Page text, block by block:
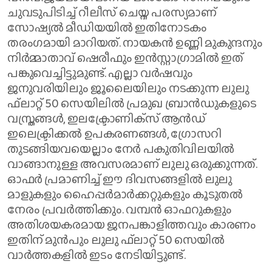
ചുവടുപിടിച്ച് റീലീസ് ചെയ്ത പരസ്യമാണ്
സോഷ്യല്‍ മീഡിയയില്‍ ഇതിനോടകം
തരംഗമായി മാറിയത്. നായകന്‍ ഉണ്ണി മുകുന്ദനും
നിര്‍മ്മാതാവ് ഷെരീഫും ഇന്‍സ്റ്റാഗ്രാമില്‍ ഇത്
പങ്കുവെച്ചിട്ടുമുണ്ട്. എല്ലാ വര്‍ഷവും
ജനുവരിയിലും ജൂലൈയിലും നടക്കുന്ന ലുലു
ഫ്‌ലാറ്റ് 50 സെയിലില്‍ പ്രമുഖ ബ്രാന്‍ഡുകളുടെ
വസ്ത്രങ്ങള്‍, ഇലക്ട്രോണിക്‌സ് ആന്‍ഡ്
ഇലെക്ട്രിക്കല്‍ ഉപകരണങ്ങള്‍, ഗ്രോസറി
തുടങ്ങിയവയെല്ലാം നേര്‍ പകുതിവിലയില്‍
വാങ്ങാനുള്ള അവസരമാണ് ലുലു ഒരുക്കുന്നത്.
ഓഫര്‍ പ്രമാണിച്ച് ഈ ദിവസങ്ങളില്‍ ലുലു
മാളുകളും ഹൈപ്പര്‍മാര്‍ക്കറ്റുകളും കൂടുതല്‍
നേരം പ്രവര്‍ത്തിക്കും. വമ്പന്‍ ഓഫറുകളും
അതിശയകരമായ ജനപങ്കാളിത്തവും കാരണം
ഇതിന് മുന്‍പും ലുലു ഫ്‌ലാറ്റ് 50 സെയില്‍
വാര്‍ത്തകളില്‍ ഇടം നേടിയിട്ടുണ്ട്.